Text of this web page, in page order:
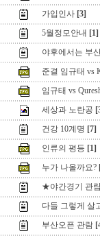
가입인사 [3]
5월정모안내 [1]
야후에서는 부
준결 임규태 vs
임규태 vs
세상과 노란공
건강 10계명 [7]
인류의 평등 [1]
누가 나올까요?
★야간경기 관
다들 그렇게 살
부산오픈 관람